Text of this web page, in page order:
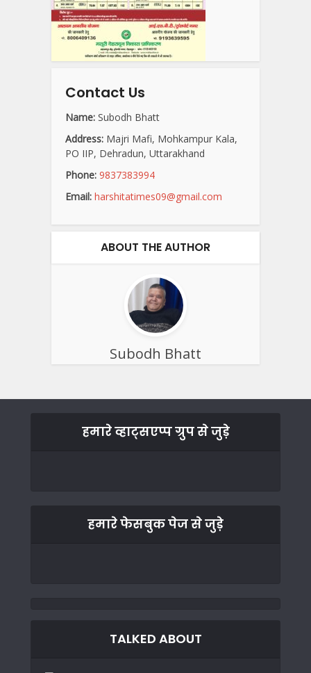
Contact Us
Name: Subodh Bhatt
Address: Majri Mafi, Mohkampur Kala,
PO IIP, Dehradun, Uttarakhand
Phone: 9837383994
Email: harshitatimes09@gmail.com
ABOUT THE AUTHOR
Subodh Bhatt
हमारे व्हाट्सएप्प ग्रुप से जुड़े
हमारे फेसबुक पेज से जुड़े
TALKED ABOUT